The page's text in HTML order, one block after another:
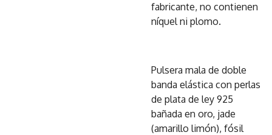
fabricante, no contienen
níquel ni plomo.
Pulsera mala de doble
banda elástica con perlas
de plata de ley 925
bañada en oro, jade
(amarillo limón), fósil